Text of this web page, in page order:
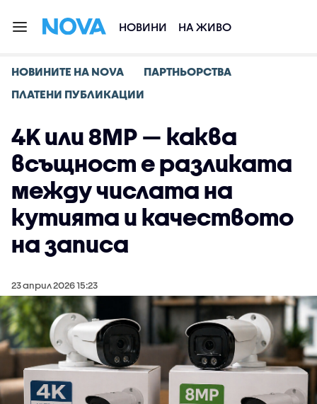
НОВИНИ НА ЖИВО
НОВИНИТЕ НА NOVA
ПАРТНЬОРСТВА
ПЛАТЕНИ ПУБЛИКАЦИИ
4K или 8MP — каква
всъщност е разликата
между числата на
кутията и качеството
на записа
23 април 2026 15:23